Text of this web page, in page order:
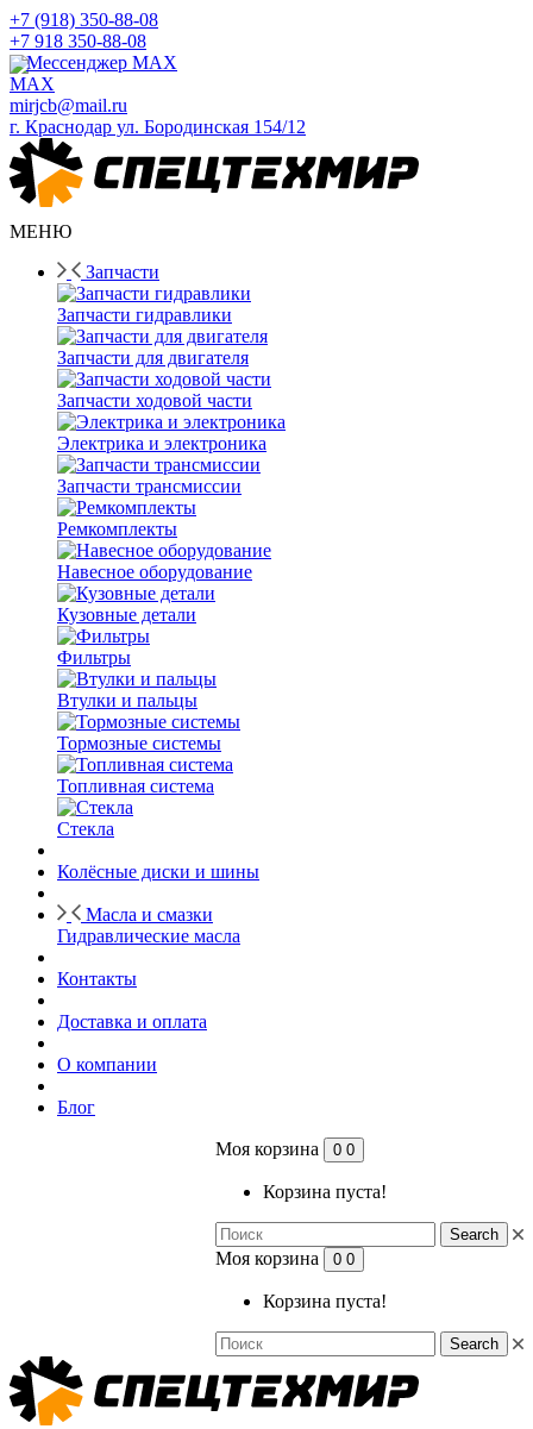
+7 (918) 350-88-08
+7 918 350-88-08
Мессенджер MAX
mirjcb@mail.ru
г. Краснодар ул. Бородинская 154/12
МЕНЮ
Запчасти
Запчасти гидравлики
Запчасти для двигателя
Запчасти ходовой части
Электрика и электроника
Запчасти трансмиссии
Ремкомплекты
Навесное оборудование
Кузовные детали
Фильтры
Втулки и пальцы
Тормозные системы
Топливная система
Стекла
Колёсные диски и шины
Масла и смазки
Гидравлические масла
Контакты
Доставка и оплата
О компании
Блог
Моя корзина 0 0
Корзина пуста!
Search
Моя корзина 0 0
Корзина пуста!
Search